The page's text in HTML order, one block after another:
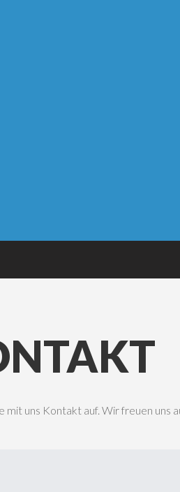
mit uns Kontakt auf. Wir freuen uns